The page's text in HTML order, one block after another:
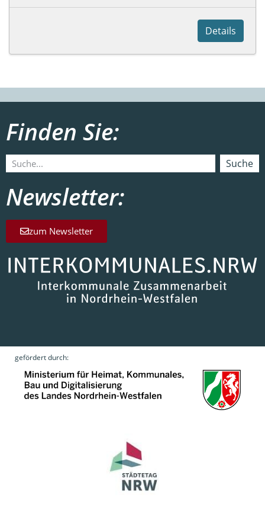
Details
Finden Sie:
Suche
Newsletter:
zum Newsletter
gefördert durch: